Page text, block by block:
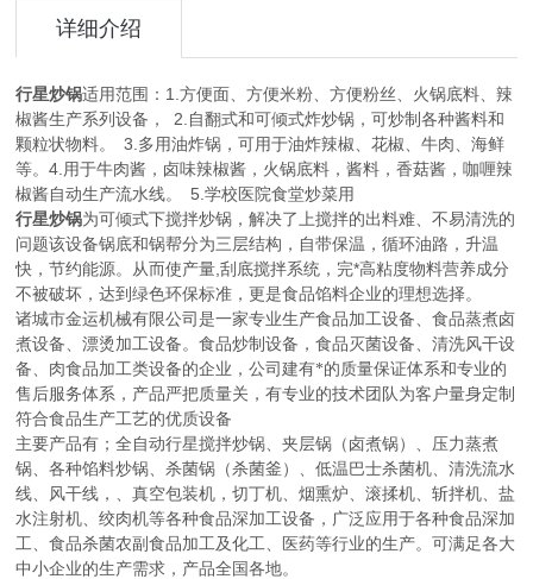
详细介绍
行星炒锅适用范围：1.方便面、方便米粉、方便粉丝、火锅底料、辣
椒酱生产系列设备， 2.自翻式和可倾式炸炒锅，可炒制各种酱料和
颗粒状物料。 3.多用油炸锅，可用于油炸辣椒、花椒、牛肉、海鲜
等。4.用于牛肉酱，卤味辣椒酱，火锅底料，酱料，香菇酱，咖喱辣
椒酱自动生产流水线。 5.学校医院食堂炒菜用
行星炒锅为可倾式下搅拌炒锅，解决了上搅拌的出料难、不易清洗的
问题该设备锅底和锅帮分为三层结构，自带保温，循环油路，升温
快，节约能源。从而使产量,刮底搅拌系统，完*高粘度物料营养成分
不被破坏，达到绿色环保标准，更是食品馅料企业的理想选择。
诸城市金运机械有限公司是一家专业生产食品加工设备、食品蒸煮卤
煮设备、漂烫加工设备。食品炒制设备，食品灭菌设备、清洗风干设
备、肉食品加工类设备的企业，公司建有*的质量保证体系和专业的
售后服务体系，产品严把质量关，有专业的技术团队为客户量身定制
符合食品生产工艺的优质设备
主要产品有；全自动行星搅拌炒锅、夹层锅（卤煮锅）、压力蒸煮
锅、各种馅料炒锅、杀菌锅（杀菌釜）、低温巴士杀菌机、清洗流水
线、风干线，、真空包装机，切丁机、烟熏炉、滚揉机、斩拌机、盐
水注射机、绞肉机等各种食品深加工设备，广泛应用于各种食品深加
工、食品杀菌农副食品加工及化工、医药等行业的生产。可满足各大
中小企业的生产需求，产品全国各地。